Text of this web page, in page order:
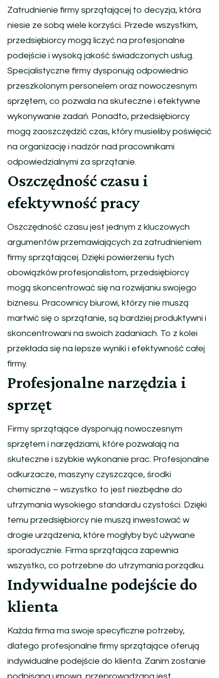
Zatrudnienie firmy sprzątającej to decyzja, która
niesie ze sobą wiele korzyści. Przede wszystkim,
przedsiębiorcy mogą liczyć na profesjonalne
podejście i wysoką jakość świadczonych usług.
Specjalistyczne firmy dysponują odpowiednio
przeszkolonym personelem oraz nowoczesnym
sprzętem, co pozwala na skuteczne i efektywne
wykonywanie zadań. Ponadto, przedsiębiorcy
mogą zaoszczędzić czas, który musieliby poświęcić
na organizację i nadzór nad pracownikami
odpowiedzialnymi za sprzątanie.
Oszczędność czasu i
efektywność pracy
Oszczędność czasu jest jednym z kluczowych
argumentów przemawiających za zatrudnieniem
firmy sprzątającej. Dzięki powierzeniu tych
obowiązków profesjonalistom, przedsiębiorcy
mogą skoncentrować się na rozwijaniu swojego
biznesu. Pracownicy biurowi, którzy nie muszą
martwić się o sprzątanie, są bardziej produktywni i
skoncentrowani na swoich zadaniach. To z kolei
przekłada się na lepsze wyniki i efektywność całej
firmy.
Profesjonalne narzędzia i
sprzęt
Firmy sprzątające dysponują nowoczesnym
sprzętem i narzędziami, które pozwalają na
skuteczne i szybkie wykonanie prac. Profesjonalne
odkurzacze, maszyny czyszczące, środki
chemiczne – wszystko to jest niezbędne do
utrzymania wysokiego standardu czystości. Dzięki
temu przedsiębiorcy nie muszą inwestować w
drogie urządzenia, które mogłyby być używane
sporadycznie. Firma sprzątająca zapewnia
wszystko, co potrzebne do utrzymania porządku.
Indywidualne podejście do
klienta
Każda firma ma swoje specyficzne potrzeby,
dlatego profesjonalne firmy sprzątające oferują
indywidualne podejście do klienta. Zanim zostanie